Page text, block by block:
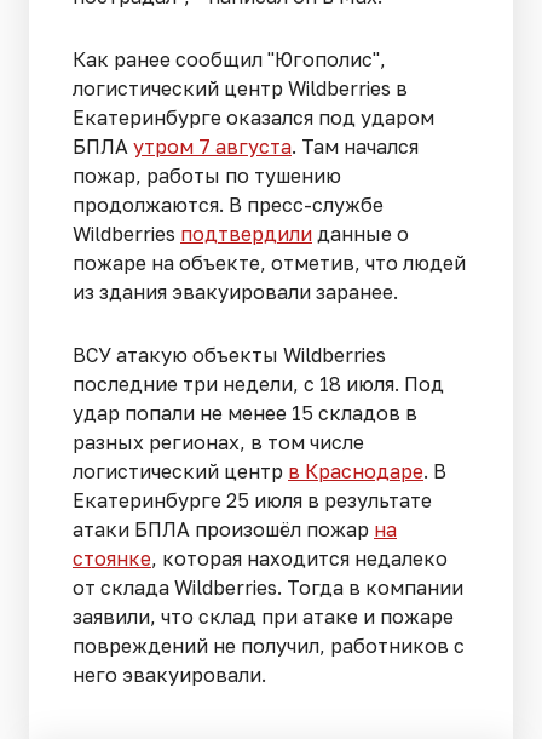
Как ранее сообщил "Югополис",
логистический центр Wildberries в
Екатеринбурге оказался под ударом
БПЛА утром 7 августа. Там начался
пожар, работы по тушению
продолжаются. В пресс-службе
Wildberries подтвердили данные о
пожаре на объекте, отметив, что людей
из здания эвакуировали заранее.
ВСУ атакую объекты Wildberries
последние три недели, с 18 июля. Под
удар попали не менее 15 складов в
разных регионах, в том числе
логистический центр в Краснодаре. В
Екатеринбурге 25 июля в результате
атаки БПЛА произошёл пожар на
стоянке, которая находится недалеко
от склада Wildberries. Тогда в компании
заявили, что склад при атаке и пожаре
повреждений не получил, работников с
него эвакуировали.